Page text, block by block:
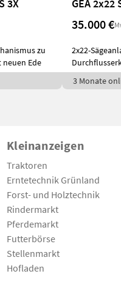
3X
zu
Ede
GEA 2x22
35.000 €
2x22-
Kugelschale
3 Monate
Kleinanzeigen
Traktoren
Erntetechnik Grünland
Forst- und Holztechnik
Rindermarkt
Pferdemarkt
Futterbörse
Stellenmarkt
Hofladen